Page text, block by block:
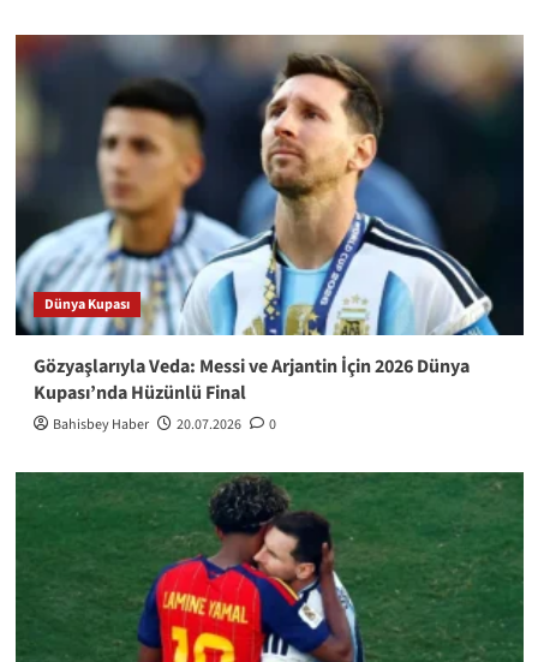
Dünya Kupası
Gözyaşlarıyla Veda: Messi ve Arjantin İçin 2026 Dünya
Kupası’nda Hüzünlü Final
Bahisbey Haber 20.07.2026 0